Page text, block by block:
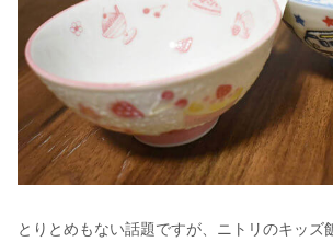
とりとめもない話題ですが、ニトリのキッズ